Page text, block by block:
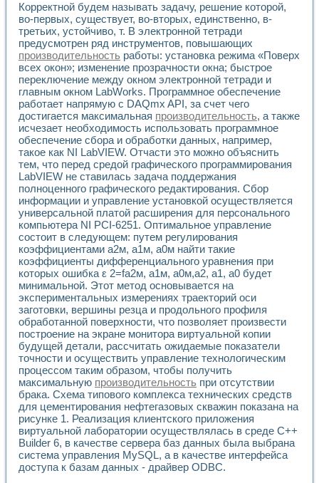
Лабораторный практикум по ИНС на основе LabVIEW
Лабораторный практикум по основам теории коммутации
Опыт использования NI LabVIEW для создания
Применение LabVIEW для исследования течения в
Создание виртуальной работы «Изучение магнитных
Обратный маятник
Устройство для изучения основ интерфейсов обмена по
Лабораторный практикум: изучение адиабатического
Стенд для исследования электрических переходных
Система статистической обработки результатов
Автоматизация лазерно-плазменных измерений с
Модельно-измерительный комплекс. Назначение. Состав.
Использование технологий NATIONAL INSTRUMENTS
Учебный практикум "Спектральный и корреляционный
Учебный стенд для исследования принципа действия
Оборудование и программное обеспечение учебных
Виртуальный лабораторный практикум для изучения
Управление роботом ТУР-10 средствами LabVIEW
Аппаратно-программный комплекс для исследования
Автоматизированный дистанционный лабораторный
Исследование возможности реставрации одномерных
Использование технологий NATIONAL INSTRUMENTS в
Разработка модификаций алгоритма полигармонической
Учебный стенд для исследования принципа действия
Виртуальная система поддержки принимаемых решений в
Преемственность дисциплин «Моделирование систем» и
Универсальный стенд для исследования электрических
Лабораторные практикумы по информационно-
Виртуальный измеритель частотных характеристик на
Лабораторный практикум по основам теории Коммутации
Разработка виртуальной лабораторной работы
Виртуальные практикумы по электротехнике в среде
Из опыта внедрения в рамках национального проекта
Исследование эффективности решателей
Опыт разработки LabVIEW лабораторных практикумов
Корректной будем называть задачу, решение которой,
во-первых, существует, во-вторых, единственно, в-
третьих, устойчиво, т. В электронной тетради
предусмотрен ряд инструментов, повышающих
производительность работы: установка режима «Поверх
всех окон»; изменение прозрачности окна; быстрое
переключение между окном электронной тетради и
главным окном LabWorks. Программное обеспечение
работает напрямую с DAQmx API, за счет чего
достигается максимальная производительность, а также
исчезает необходимость использовать программное
обеспечение сбора и обработки данных, например,
такое как NI LabVIEW. Отчасти это можно объяснить
тем, что перед средой графического программирования
LabVIEW не ставилась задача поддержания
полноценного графического редактирования. Сбор
информации и управление установкой осуществляется
универсальной платой расширения для персонального
компьютера NI PCI-6251. Оптимальное управление
состоит в следующем: путем регулирования
коэффициентами a2м, a1м, a0м найти такие
коэффициенты дифференциального уравнения при
которых ошибка ε 2=fa2м, a1м, a0м,a2, a1, a0 будет
минимальной. Этот метод основывается на
экспериментальных измерениях траекторий оси
заготовки, вершины резца и продольного профиля
обработанной поверхности, что позволяет произвести
построение на экране монитора виртуальной копии
будущей детали, рассчитать ожидаемые показатели
точности и осуществить управление технологическим
процессом таким образом, чтобы получить
максимальную производительность при отсутствии
брака. Схема типового комплекса технических средств
для цементирования нефтегазовых скважин показана на
рисунке 1. Реализация клиентского приложения
виртуальной лаборатории осуществлялась в среде C++
Builder 6, в качестве сервера баз данных была выбрана
система управления MySQL, а в качестве интерфейса
доступа к базам данных - драйвер ODBC.